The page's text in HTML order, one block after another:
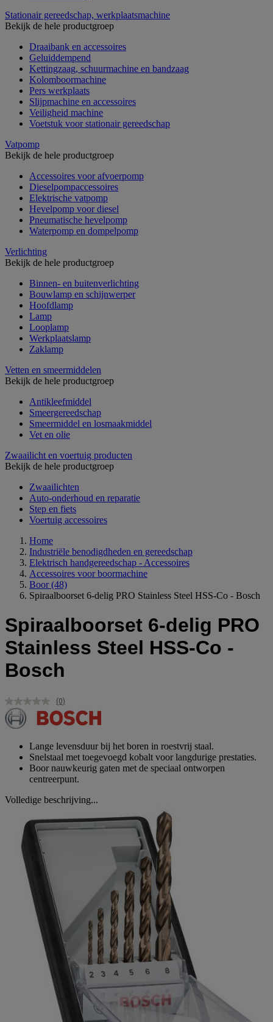
Stationair gereedschap, werkplaatsmachine
Bekijk de hele productgroep
Draaibank en accessoires
Geluiddempend
Kettingzaag, schuurmachine en bandzaag
Kolomboormachine
Pers werkplaats
Slijpmachine en accessoires
Veiligheid machine
Voetstuk voor stationair gereedschap
Vatpomp
Bekijk de hele productgroep
Accessoires voor afvoerpomp
Dieselpompaccessoires
Elektrische vatpomp
Hevelpomp voor diesel
Pneumatische hevelpomp
Waterpomp en dompelpomp
Verlichting
Bekijk de hele productgroep
Binnen- en buitenverlichting
Bouwlamp en schijnwerper
Hoofdlamp
Lamp
Looplamp
Werkplaatslamp
Zaklamp
Vetten en smeermiddelen
Bekijk de hele productgroep
Antikleefmiddel
Smeergereedschap
Smeermiddel en losmaakmiddel
Vet en olie
Zwaailicht en voertuig producten
Bekijk de hele productgroep
Zwaailichten
Auto-onderhoud en reparatie
Step en fiets
Voertuig accessoires
Home
Industriële benodigdheden en gereedschap
Elektrisch handgereedschap - Accessoires
Accessoires voor boormachine
Boor (48)
Spiraalboorset 6-delig PRO Stainless Steel HSS-Co - Bosch
Spiraalboorset 6-delig PRO
Stainless Steel HSS-Co -
Bosch
Geen
scorewaarde.
Dezelfde
(0)
Lange levensduur bij het boren in roestvrij staal.
Snelstaal met toegevoegd kobalt voor langdurige prestaties.
Boor nauwkeurig gaten met de speciaal ontworpen
centreerpunt.
Volledige beschrijving...